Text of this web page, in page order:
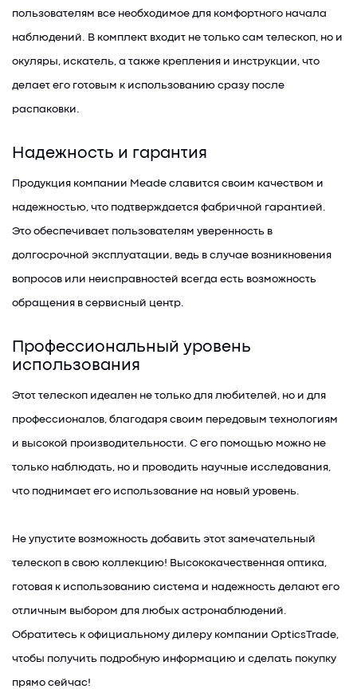
пользователям все необходимое для комфортного начала
наблюдений. В комплект входит не только сам телескоп, но и
окуляры, искатель, а также крепления и инструкции, что
делает его готовым к использованию сразу после
распаковки.
Надежность и гарантия
Продукция компании Meade славится своим качеством и
надежностью, что подтверждается фабричной гарантией.
Это обеспечивает пользователям уверенность в
долгосрочной эксплуатации, ведь в случае возникновения
вопросов или неисправностей всегда есть возможность
обращения в сервисный центр.
Профессиональный уровень
использования
Этот телескоп идеален не только для любителей, но и для
профессионалов, благодаря своим передовым технологиям
и высокой производительности. С его помощью можно не
только наблюдать, но и проводить научные исследования,
что поднимает его использование на новый уровень.
Не упустите возможность добавить этот замечательный
телескоп в свою коллекцию! Высококачественная оптика,
готовая к использованию система и надежность делают его
отличным выбором для любых астронаблюдений.
Обратитесь к официальному дилеру компании OpticsTrade,
чтобы получить подробную информацию и сделать покупку
прямо сейчас!